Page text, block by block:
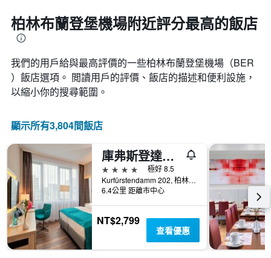
中
的
各
天
此
圖
表
1
Y
軸，
顯
示
房
間
的
平
均
價
近，
房
價
變
化
情
況。
圖
表
有
1
個
軸，
顯
示
距
離
預
柏林布蘭登堡機場附近評分最高的飯店
我們的用戶給與最高評價的一些柏林布蘭登堡機場​（BER​
）飯店選項。 閲讀用戶的評價、飯店的描述和便利設施，
以縮小你的搜尋範圍。
顯示所有3,804間飯店
庫弗斯登達姆好萊塢媒體酒店
4星級
極好 8.5
Kurfürstendamm 202, 柏林, 德國
6.4公里 距離市中心
NT$2,799
查看優惠